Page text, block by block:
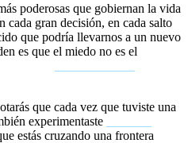
poderosas que gobiernan la vida
cada gran decisión, en cada salto
que podría llevarnos a un nuevo
es que el miedo no es el
que cada vez que tuviste una
experimentaste
estás cruzando una frontera